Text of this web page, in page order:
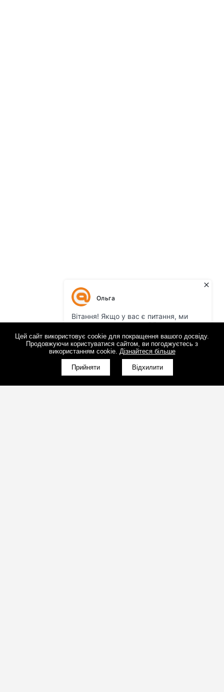
Цей сайт використовує cookie для покращення вашого досвіду.
Продовжуючи користуватися сайтом, ви погоджуєтесь з
використанням cookie. Дізнайтеся більше
Прийняти Відхилити